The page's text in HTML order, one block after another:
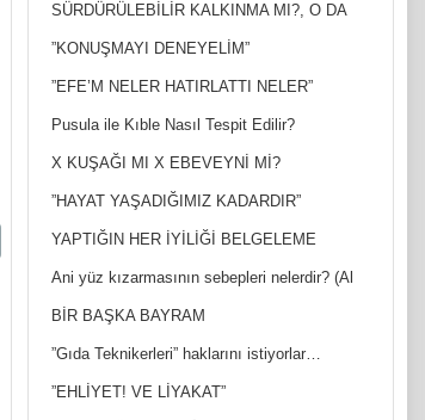
SÜRDÜRÜLEBİLİR KALKINMA MI?, O DA
NEYMİŞ?
”KONUŞMAYI DENEYELİM”
”EFE’M NELER HATIRLATTI NELER”
Pusula ile Kıble Nasıl Tespit Edilir?
X KUŞAĞI MI X EBEVEYNİ Mİ?
”HAYAT YAŞADIĞIMIZ KADARDIR”
YAPTIĞIN HER İYİLİĞİ BELGELEME
Ani yüz kızarmasının sebepleri nelerdir? (Al
Yanak)
BİR BAŞKA BAYRAM
”Gıda Teknikerleri” haklarını istiyorlar…
”EHLİYET! VE LİYAKAT”